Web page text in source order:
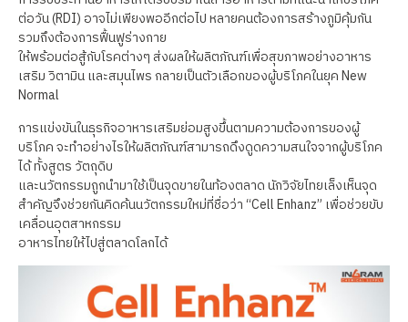
ต่อวัน (RDI) อาจไม่เพียงพออีกต่อไป หลายคนต้องการสร้างภูมิคุ้มกัน
รวมถึงต้องการฟื้นฟูร่างกาย
ให้พร้อมต่อสู้กับโรคต่างๆ ส่งผลให้ผลิตภัณฑ์เพื่อสุขภาพอย่างอาหาร
เสริม วิตามิน และสมุนไพร กลายเป็นตัวเลือกของผู้บริโภคในยุค New
Normal
การแข่งขันในธุรกิจอาหารเสริมย่อมสูงขึ้นตามความต้องการของผู้
บริโภค จะทำอย่างไรให้ผลิตภัณฑ์สามารถดึงดูดความสนใจจากผู้บริโภค
ได้ ทั้งสูตร วัตถุดิบ
และนวัตกรรมถูกนำมาใช้เป็นจุดขายในท้องตลาด นักวิจัยไทยเล็งเห็นจุด
สำคัญจึงช่วยกันคิดค้นนวัตกรรมใหม่ที่ชื่อว่า “Cell Enhanz” เพื่อช่วยขับ
เคลื่อนอุตสาหกรรม
อาหารไทยให้ไปสู่ตลาดโลกได้